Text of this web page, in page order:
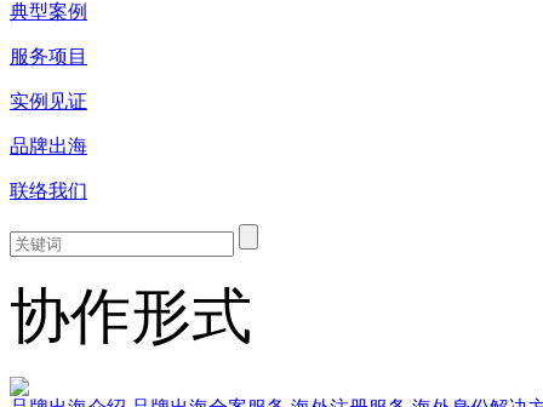
典型案例
服务项目
实例见证
品牌出海
联络我们
协作形式